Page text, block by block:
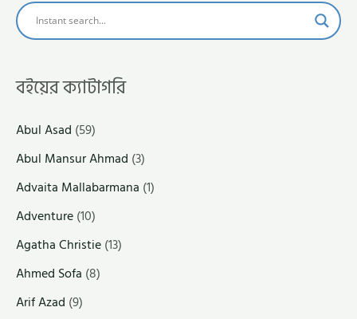
বইয়ের ক্যাটাগরি
Abul Asad (59)
Abul Mansur Ahmad (3)
Advaita Mallabarmana (1)
Adventure(10)
Agatha Christie(13)
Ahmed Sofa (8)
Arif Azad (9)